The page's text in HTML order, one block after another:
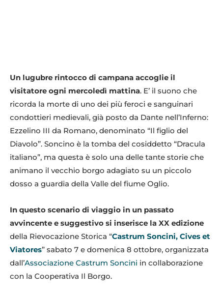
Un lugubre rintocco di campana accoglie il
visitatore ogni mercoledì mattina. E’ il suono che
ricorda la morte di uno dei più feroci e sanguinari
condottieri medievali, già posto da Dante nell’Inferno:
Ezzelino III da Romano, denominato “Il figlio del
Diavolo”. Soncino è la tomba del cosiddetto “Dracula
italiano”, ma questa è solo una delle tante storie che
animano il vecchio borgo adagiato su un piccolo
dosso a guardia della Valle del fiume Oglio.
In questo scenario di viaggio in un passato
avvincente e suggestivo si inserisce la XX edizione
della Rievocazione Storica “Castrum Soncini, Cives et
Viatores” sabato 7 e domenica 8 ottobre, organizzata
dall’Associazione Castrum Soncini in collaborazione
con la Cooperativa Il Borgo.